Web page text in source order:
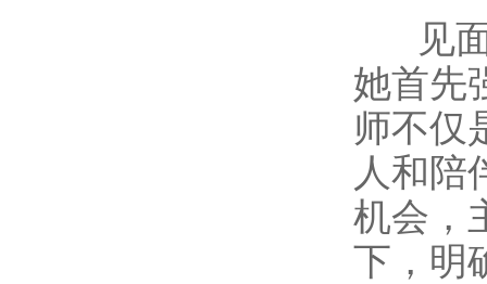
见
她首先
师不仅
人和陪
机会，
下，明